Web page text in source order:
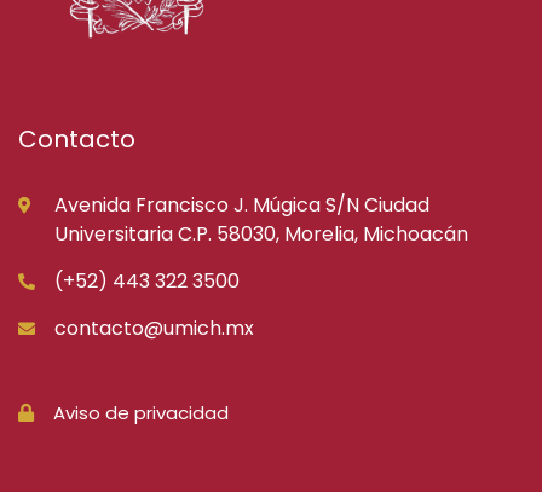
Contacto
Avenida Francisco J. Múgica S/N Ciudad
Universitaria C.P. 58030, Morelia, Michoacán
(+52) 443 322 3500
contacto@umich.mx
Aviso de privacidad